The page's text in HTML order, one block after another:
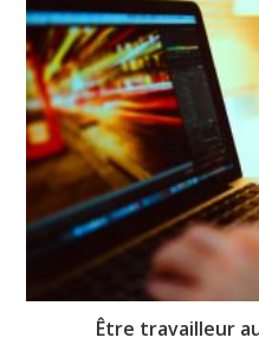
Être travailleur